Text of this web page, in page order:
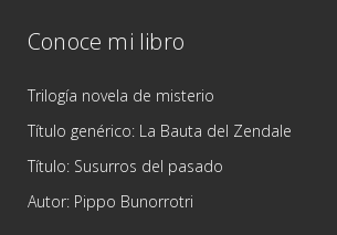
Conoce mi libro
Trilogía novela de misterio
Título genérico: La Bauta del Zendale
Título: Susurros del pasado
Autor: Pippo Bunorrotri